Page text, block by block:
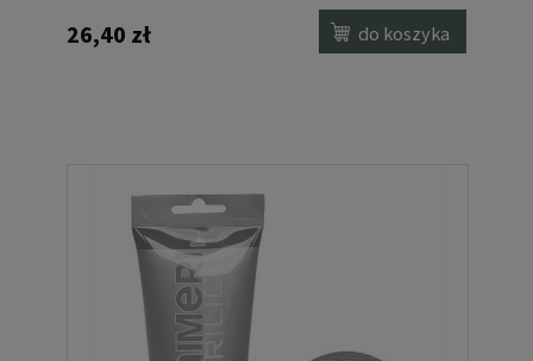
26,40 zł do koszyka